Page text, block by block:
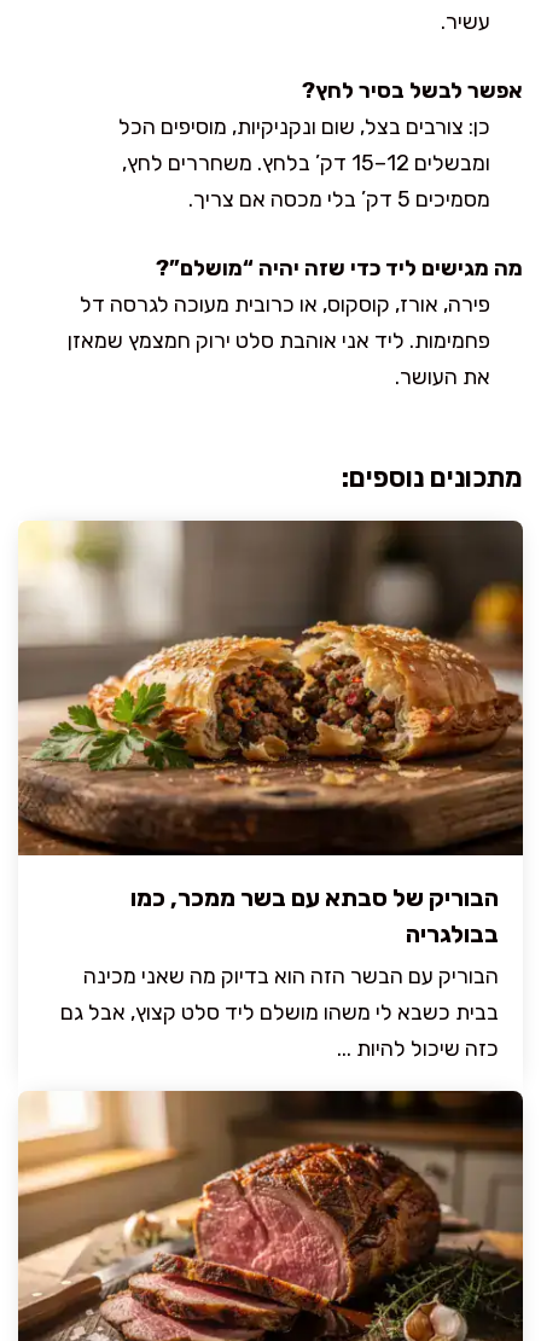
עשיר.
אפשר לבשל בסיר לחץ?
כן: צורבים בצל, שום ונקניקיות, מוסיפים הכל
ומבשלים 12–15 דק’ בלחץ. משחררים לחץ,
מסמיכים 5 דק’ בלי מכסה אם צריך.
מה מגישים ליד כדי שזה יהיה “מושלם”?
פירה, אורז, קוסקוס, או כרובית מעוכה לגרסה דל
פחמימות. ליד אני אוהבת סלט ירוק חמצמץ שמאזן
את העושר.
מתכונים נוספים:
הבוריק של סבתא עם בשר ממכר, כמו
בבולגריה
הבוריק עם הבשר הזה הוא בדיוק מה שאני מכינה
בבית כשבא לי משהו מושלם ליד סלט קצוץ, אבל גם
כזה שיכול להיות ...